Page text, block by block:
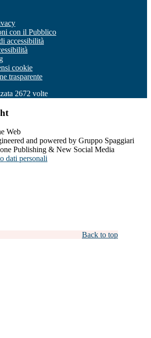
con il Pubblico
accessibilità
cookie
trasparente
2672 volte
and powered by Gruppo Spaggiari
Publishing & New Social Media
dati personali
Back to top